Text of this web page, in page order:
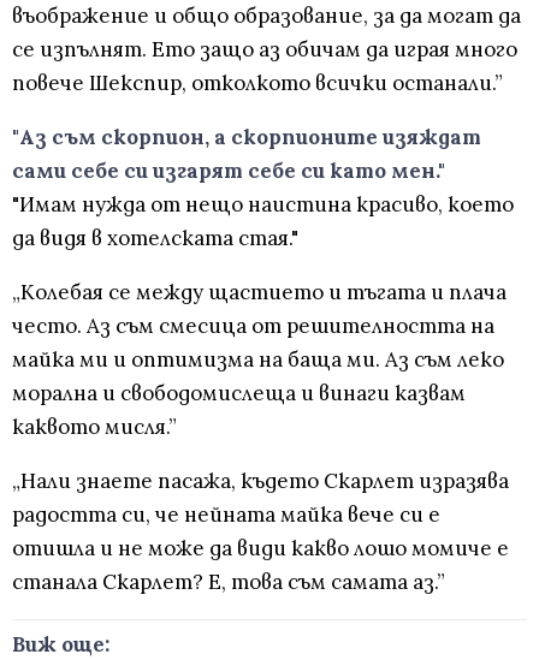
въображение и общо образование, за да могат да
се изпълнят. Ето защо аз обичам да играя много
повече Шекспир, отколкото всички останали.”
"Аз съм скорпион, а скорпионите изяждат
сами себе си изгарят себе си като мен."
"Имам нужда от нещо наистина красиво, което
да видя в хотелската стая."
„Колебая се между щастието и тъгата и плача
често. Аз съм смесица от решителността на
майка ми и оптимизма на баща ми. Аз съм леко
морална и свободомислеща и винаги казвам
каквото мисля.”
„Нали знаете пасажа, където Скарлет изразява
радостта си, че нейната майка вече си е
отишла и не може да види какво лошо момиче е
станала Скарлет? Е, това съм самата аз.”
Виж още: